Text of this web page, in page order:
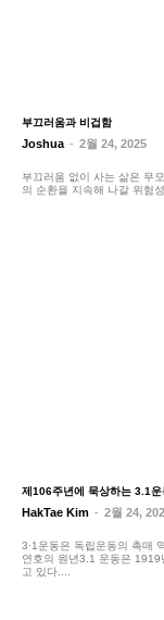
부끄러움과 비겁함
Joshua - 2월 24, 2025
부끄러움 없이 사는 삶은 무
의 순환을 지속해 나갈 위험
제106주년에 묵상하는 3.1운
HakTae Kim - 2월 24,
3·1운동은 독립운동의 촉매
연호의 원년3.1 운동은
고 있다....